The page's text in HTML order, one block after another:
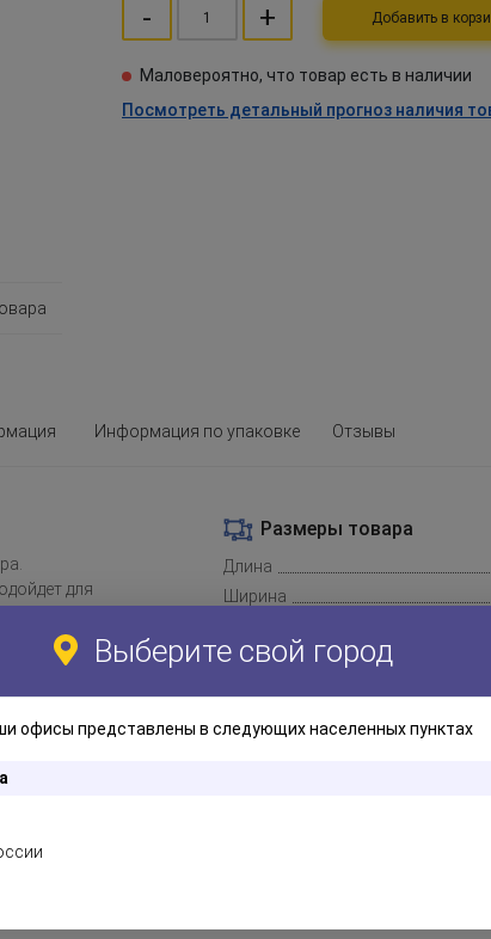
- + Добавить в
Маловероятно, что товар есть в наличии
Посмотреть детальный прогноз наличия
Информация по упаковке Отзывы
для
предметы меньшего
Размеры товара
Длина
Ширина
Выберите свой город
офисы представлены в следующих населенных пунктах